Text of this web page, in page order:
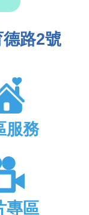
路2號
服務
專區